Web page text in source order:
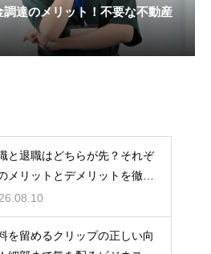
達のメリット！不要な不動産
と退職はどちらが先？それぞ
メリットとデメリットを徹底
を留めるクリップの正しい向